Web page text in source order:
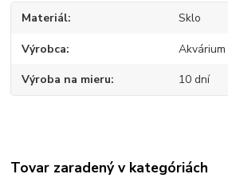
Materiál Sklo
Výrobca Akvárium
Výroba na mieru 10 dní
Tovar zaradený v kategóriách